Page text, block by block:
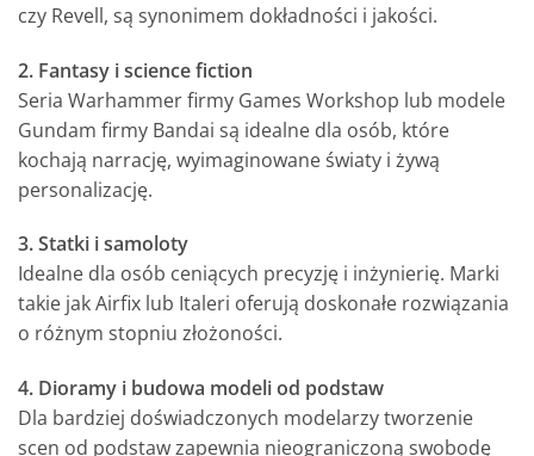
czy Revell, są synonimem dokładności i jakości.
2. Fantasy i science fiction
Seria Warhammer firmy Games Workshop lub modele
Gundam firmy Bandai są idealne dla osób, które
kochają narrację, wyimaginowane światy i żywą
personalizację.
3. Statki i samoloty
Idealne dla osób ceniących precyzję i inżynierię. Marki
takie jak Airfix lub Italeri oferują doskonałe rozwiązania
o różnym stopniu złożoności.
4. Dioramy i budowa modeli od podstaw
Dla bardziej doświadczonych modelarzy tworzenie
scen od podstaw zapewnia nieograniczoną swobodę